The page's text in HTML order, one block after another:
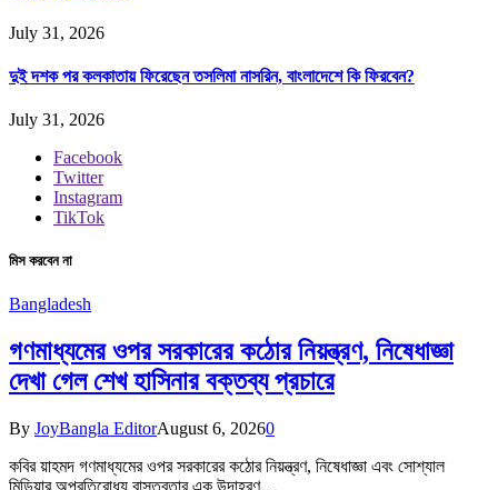
July 31, 2026
দুই দশক পর কলকাতায় ফিরেছেন তসলিমা নাসরিন, বাংলাদেশে কি ফিরবেন?
July 31, 2026
Facebook
Twitter
Instagram
TikTok
মিস করবেন না
Bangladesh
গণমাধ্যমের ওপর সরকারের কঠোর নিয়ন্ত্রণ, নিষেধাজ্ঞা
দেখা গেল শেখ হাসিনার বক্তব্য প্রচারে
By JoyBangla EditorAugust 6, 20260
কবির য়াহমদ গণমাধ্যমের ওপর সরকারের কঠোর নিয়ন্ত্রণ, নিষেধাজ্ঞা এবং সোশ্যাল